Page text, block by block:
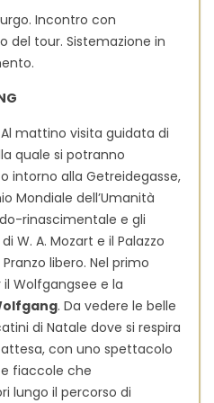
Incontro con
del tour. Sistemazione in
mattino visita guidata di
quale si potranno
intorno alla Getreidegasse,
Mondiale dell’Umanità
rinascimentale e gli
W. A. Mozart e il Palazzo
libero. Nel primo
Wolfgangsee e la
. Da vedere le belle
di Natale dove si respira
con uno spettacolo
fiaccole che
lungo il percorso di